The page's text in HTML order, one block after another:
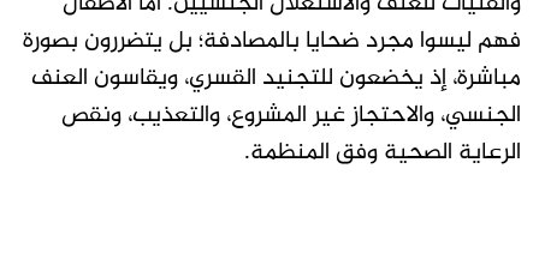
فهم ليسوا مجرد ضحايا بالمصادفة؛ بل يتضررون بصورة
مباشرة، إذ يخضعون للتجنيد القسري، ويقاسون العنف
الجنسي، والاحتجاز غير المشروع، والتعذيب، ونقص
الرعاية الصحية وفق المنظمة.